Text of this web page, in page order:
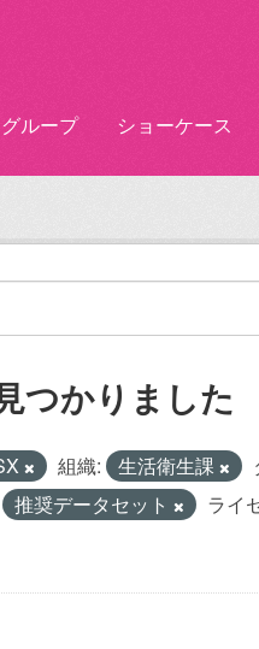
グループ ショーケース
つかりました
組織: 生活衛生課
推奨データセット
ライ